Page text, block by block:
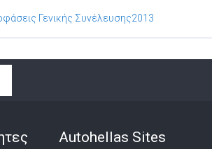
Γενικής Συνέλευσης2013
Autohellas Sites